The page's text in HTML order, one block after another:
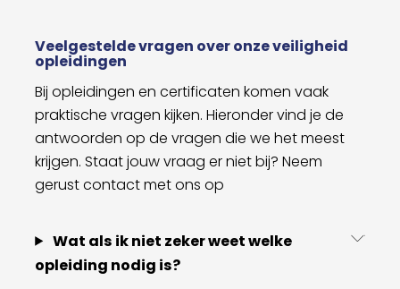
Veelgestelde vragen over onze veiligheid
opleidingen
Bij opleidingen en certificaten komen vaak
praktische vragen kijken. Hieronder vind je de
antwoorden op de vragen die we het meest
krijgen. Staat jouw vraag er niet bij? Neem
gerust contact met ons op
Wat als ik niet zeker weet welke
opleiding nodig is?